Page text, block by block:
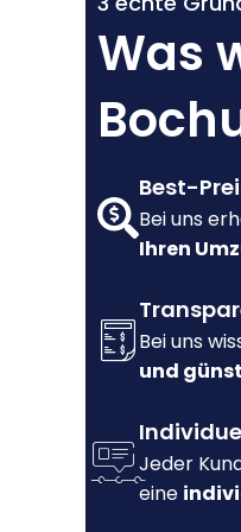
Was
Best-
Bei uns
Ihren
Bei uns
und
Jeder
eine